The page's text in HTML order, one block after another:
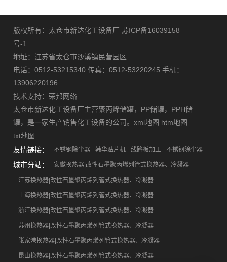
版权所有：太仓市新达化工设备厂 苏ICP备16039158
号-1
地址：江苏省太仓市沙溪镇民营园区
电话：0512-53215340 传真：0512-53220245 手机：
13906220196
技术支持： 荣邦网络
太仓市新达化工设备厂主营聚丙烯储罐， PP储罐， PPH储
罐，是一家生产销售化工设备的公司。xml地图 htm地图
txt地图
友情链接：
不锈钢除尘器 韩华贴片机 线路板加工 不锈钢除尘器
城市分站： 安徽换热器|改性石墨聚丙烯列管式换热器、冷凝器
江苏换热器|改性石墨聚丙烯列管式换热器、冷凝器
上海换热器|改性石墨聚丙烯列管式换热器、冷凝器
浙江换热器|改性石墨聚丙烯列管式换热器、冷凝器
苏州换热器|改性石墨聚丙烯列管式换热器、冷凝器
张家港换热器|改性石墨聚丙烯列管式换热器、冷凝器
昆山换热器|改性石墨聚丙烯列管式换热器、冷凝器